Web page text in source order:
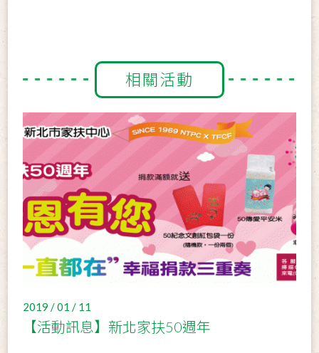
相關活動
2019 / 01 / 11
【活動訊息】新北家扶50週年